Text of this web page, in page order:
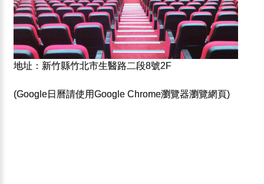
地址：新竹縣竹北市生醫路二段8號2F
(Google日曆請使用Google Chrome瀏覽器瀏覽網頁)